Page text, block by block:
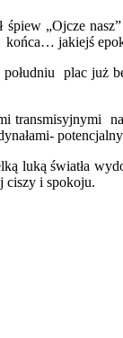
„Ojcze
końca… jakiejś
plac już
transmisyjnymi
luką światła
ciszy i spokoju.